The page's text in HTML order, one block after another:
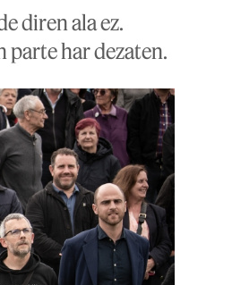
diren ala ez.
parte har dezaten.